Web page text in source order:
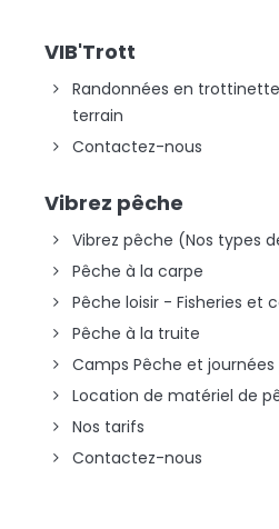
VIB'Trott
Randonnées en
terrain
Contactez-nous
Vibrez pêche
Vibrez pêche (Nos types
Pêche à la carpe
Pêche loisir - Fisheries et
Pêche à la truite
Camps Pêche et
Location de matériel de
Nos tarifs
Contactez-nous